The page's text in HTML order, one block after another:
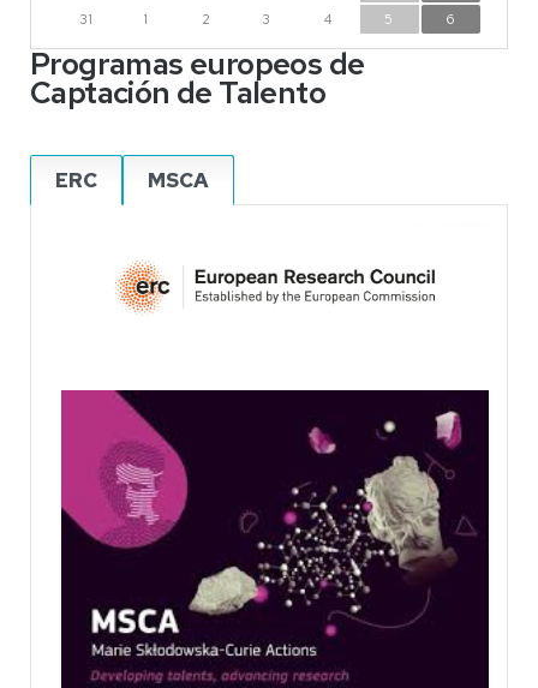
31
1 2 3 4 5 6
Programas europeos de
Captación de Talento
ERC MSCA